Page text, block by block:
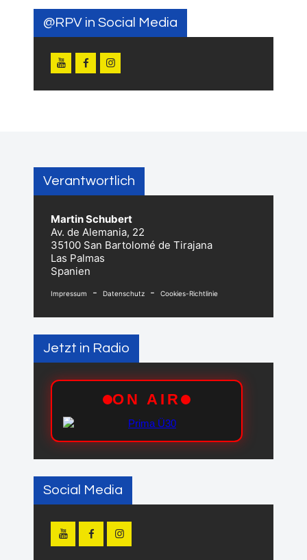
@RPV in Social Media
Verantwortlich
Martin Schubert
Av. de Alemania, 22
35100 San Bartolomé de Tirajana
Las Palmas
Spanien
Impressum - Datenschutz - Cookies-Richtlinie
Jetzt in Radio
Social Media